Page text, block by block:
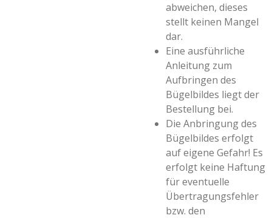
abweichen, dieses
stellt keinen Mangel
dar.
Eine ausführliche
Anleitung zum
Aufbringen des
Bügelbildes liegt der
Bestellung bei.
Die Anbringung des
Bügelbildes erfolgt
auf eigene Gefahr! Es
erfolgt keine Haftung
für eventuelle
Übertragungsfehler
bzw. den